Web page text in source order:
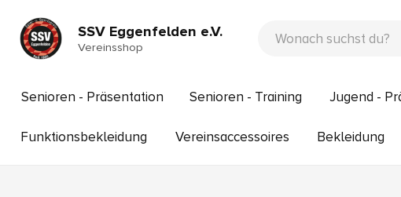
SSV Eggenfelden e.V.
Vereinsshop
Senioren - Präsentation Senioren - Training Jugend -
Funktionsbekleidung Vereinsaccessoires Bekleidung